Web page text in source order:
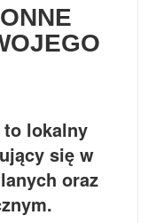
to lokalny
się w
oraz